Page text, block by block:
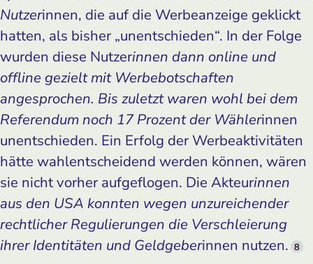
Nutzerinnen, die auf die Werbeanzeige geklickt
hatten, als bisher „unentschieden“. In der Folge
wurden diese Nutzerinnen dann online und
offline gezielt mit Werbebotschaften
angesprochen. Bis zuletzt waren wohl bei dem
Referendum noch 17 Prozent der Wählerinnen
unentschieden. Ein Erfolg der Werbeaktivitäten
hätte wahlentscheidend werden können, wären
sie nicht vorher aufgeflogen. Die Akteurinnen
aus den USA konnten wegen unzureichender
rechtlicher Regulierungen die Verschleierung
ihrer Identitäten und Geldgeberinnen nutzen. 8